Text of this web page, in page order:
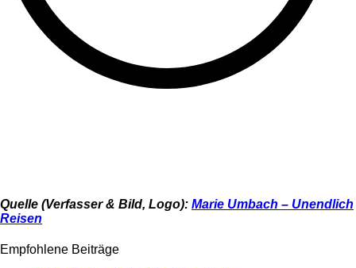
Quelle (Verfasser & Bild, Logo): Marie Umbach – Unendlich
Reisen
Empfohlene Beiträge